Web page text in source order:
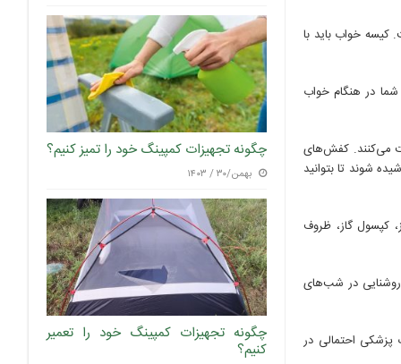
چگونه تجهیزات کمپینگ خود را تمیز کنیم؟
بهمن/۳۰ / ۱۴۰۳
چگونه تجهیزات کمپینگ خود را تعمیر
کنیم؟
خواب باید با
در هنگام خواب
می‌کنند. کفش‌های
شوند تا بتوانید
کپسول گاز، ظروف
روشنایی در شب‌های
احتمالی در